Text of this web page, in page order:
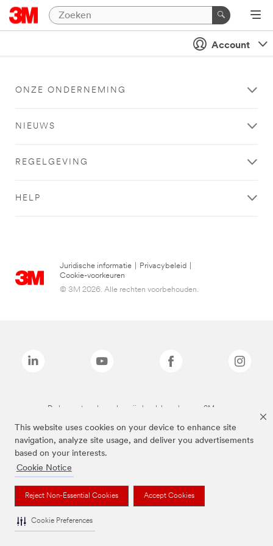
This website uses cookies on your device to enhance site
navigation, analyze site usage, and deliver you advertisements
based on your interests.
Cookie Notice
Reject Non-Essential Cookies Accept Cookies
Cookie Preferences
Account
ONZE ONDERNEMING
NIEUWS
REGELGEVING
HELP
Juridische informatie Privacybeleid
Cookie-voorkeuren
© 3M 2026. Alle rechten voorbehouden.
De bovenstaande merken zijn handelsmerken van 3M.we